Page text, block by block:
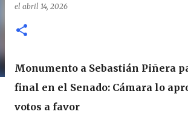
el abril 14, 2026
Monumento a Sebastián Piñera
final en el Senado: Cámara lo
votos a favor